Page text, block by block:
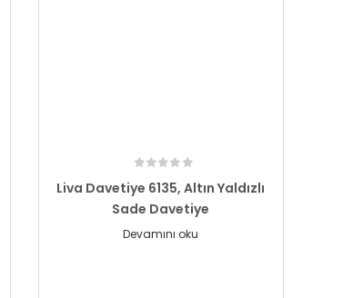
Liva Davetiye 6135, Altın Yaldızlı
Sade Davetiye
Devamını oku